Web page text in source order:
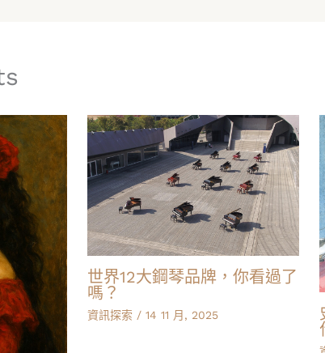
世界12大鋼琴品牌，你看過了
嗎？
資訊探索 /14 11 月, 2025